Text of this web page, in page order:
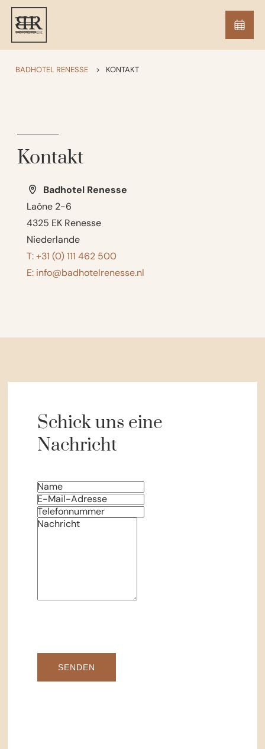
BADHOTEL RENESSE > KONTAKT
Kontakt
Badhotel Renesse
Laône 2-6
4325 EK Renesse
Niederlande
T: +31 (0) 111 462 500
E: info@badhotelrenesse.nl
Schick uns eine
Nachricht
Name
E-Mail-Adresse
Telefonnummer
Nachricht